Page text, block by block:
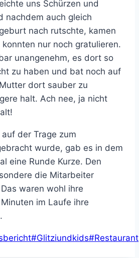
uns Schürzen und
nachdem auch gleich
nach rutschte, kamen
nur noch gratulieren.
unangenehm, es dort so
zu haben und bat noch auf
dort sauber zu
halt. Ach nee, ja nicht
der Trage zum
wurde, gab es in dem
eine Runde Kurze. Den
die Mitarbeiter
waren wohl ihre
im Laufe ihre
#Glitziundkids#Restaurant